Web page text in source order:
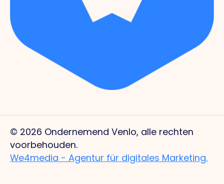
© 2026 Ondernemend Venlo, alle rechten
voorbehouden.
We4media - Agentur für digitales Marketing.